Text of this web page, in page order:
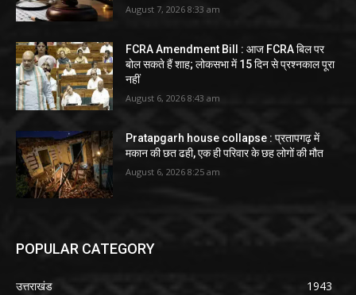
August 7, 2026 8:33 am
FCRA Amendment Bill : आज FCRA बिल पर
बोल सकते हैं शाह; लोकसभा में 15 दिन से प्रश्नकाल पूरा
नहीं
August 6, 2026 8:43 am
Pratapgarh house collapse : प्रतापगढ़ में
मकान की छत ढही, एक ही परिवार के छह लोगों की मौत
August 6, 2026 8:25 am
POPULAR CATEGORY
उत्तराखंड
1943